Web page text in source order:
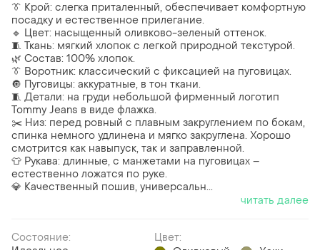
👔 Крой: слегка приталенный, обеспечивает комфортную
посадку и естественное прилегание.
🔹 Цвет: насыщенный оливково-зеленый оттенок.
🧵 Ткань: мягкий хлопок с легкой природной текстурой.
🌿 Состав: 100% хлопок.
👔 Воротник: классический с фиксацией на пуговицах.
🔘 Пуговицы: аккуратные, в тон ткани.
🧵 Детали: на груди небольшой фирменный логотип
Tommy Jeans в виде флажка.
✂️ Низ: перед ровный с плавным закруглением по бокам,
спинка немного удлинена и мягко закруглена. Хорошо
смотрится как навыпуск, так и заправленной.
👕 Рукава: длинные, с манжетами на пуговицах –
естественно ложатся по руке.
💎 Качественный пошив, универсальн...
читать далее
Состояние:
Цвет: